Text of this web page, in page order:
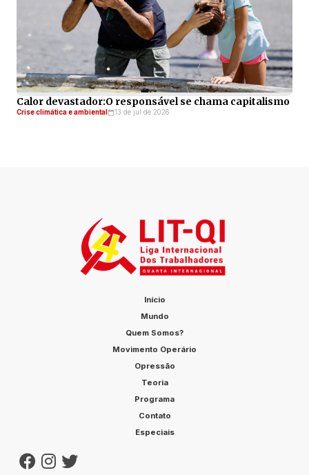
Calor devastador:O responsável se chama capitalismo
Crise climática e ambiental 13 de jul de 2026
Início
Mundo
Quem Somos?
Movimento Operário
Opressão
Teoria
Programa
Contato
Especiais